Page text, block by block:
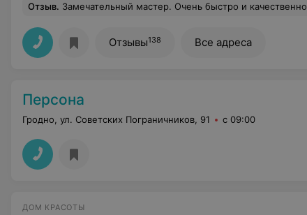
Отзыв. Замечательный мастер. Очень быстро и качественно работает! Приятная девочка, чувствует, что нужно
Отзывы138 Все адреса
Персона
Гродно, ул. Советских Пограничников, 91 с 09:00
ДОМ КРАСОТЫ